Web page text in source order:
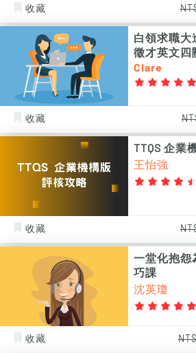
收藏
白領求職大
徵才英文四
Clare
收藏
TTQS 企業
王怡強
收藏
一堂化抱怨
巧課
沈英瓊
收藏